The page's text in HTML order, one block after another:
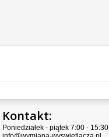
Kontakt:
Poniedziałek - piątek 7:00 - 15:30